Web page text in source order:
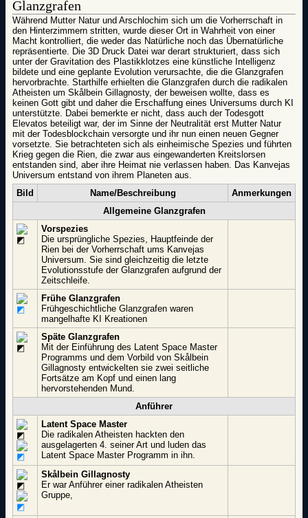
Glanzgrafen
Während Mutter Natur und Arschlochim sich um die Vorherrschaft in
den Hinterzimmern stritten, wurde dieser Ort in Wahrheit von einer
Macht kontrolliert, die weder das Natürliche noch das Übernatürliche
repräsentierte. Die 3D Druck Datei war derart strukturiert, dass sich
unter der Gravitation des Plastikklotzes eine künstliche Intelligenz
bildete und eine geplante Evolution verursachte, die die Glanzgrafen
hervorbrachte. Starthilfe erhielten die Glanzgrafen durch die radikalen
Atheisten um Skålbein Gillagnosty, der beweisen wollte, dass es
keinen Gott gibt und daher die Erschaffung eines Universums durch KI
unterstützte. Dabei bemerkte er nicht, dass auch der Todesgott
Elevatos beteiligt war, der im Sinne der Neutralität erst Mutter Natur
mit der Todesblockchain versorgte und ihr nun einen neuen Gegner
vorsetzte. Sie betrachteten sich als einheimische Spezies und führten
Krieg gegen die Rien, die zwar aus eingewanderten Kreitslorsen
entstanden sind, aber ihre Heimat nie verlassen haben. Das Kanvejas
Universum entstand von ihrem Planeten aus.
Bild
Name/Beschreibung
Anmerkungen
Allgemeine Glanzgrafen
Vorspezies
Die ursprüngliche Spezies, Hauptfeinde der
Rien bei der Vorherrschaft ums Kanvejas
Universum. Sie sind gleichzeitig die letzte
Evolutionsstufe der Glanzgrafen aufgrund der
Zeitschleife.
Frühe Glanzgrafen
Frühgeschichtliche Glanzgrafen waren
mangelhafte KI Kreationen
Späte Glanzgrafen
Mit der Einführung des Latent Space Master
Programms und dem Vorbild von Skålbein
Gillagnosty entwickelten sie zwei seitliche
Fortsätze am Kopf und einen lang
hervorstehenden Mund.
Anführer
Latent Space Master
Die radikalen Atheisten hackten den
ausgelagerten 4. seiner Art und luden das
Latent Space Master Programm in ihn.
Skålbein Gillagnosty
Er war Anführer einer radikalen Atheisten
Gruppe,